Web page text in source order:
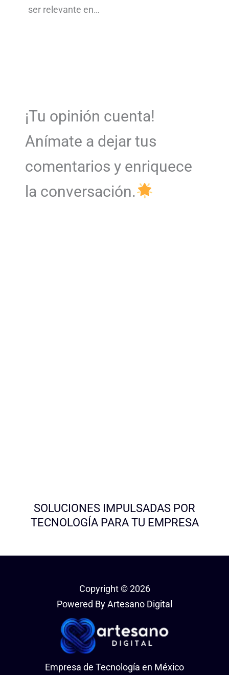
ser relevante en…
¡Tu opinión cuenta!
Anímate a dejar tus
comentarios y enriquece
la conversación.
SOLUCIONES IMPULSADAS POR
TECNOLOGÍA PARA TU EMPRESA
Copyright © 2026
Powered By Artesano Digital
Empresa de Tecnología en México